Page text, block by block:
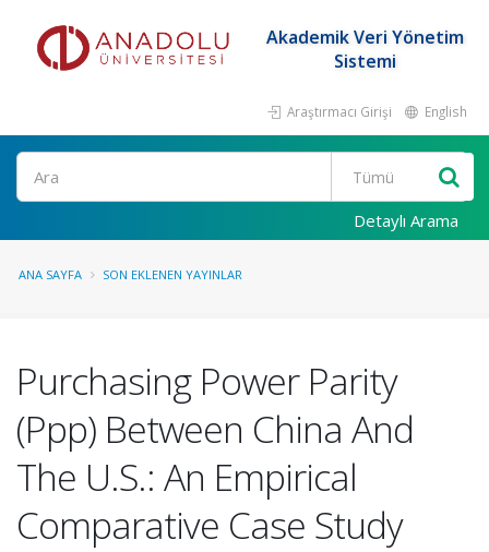
Akademik Veri Yönetim
Sistemi
Araştırmacı Girişi English
Ara
Detaylı Arama
ANA SAYFA SON EKLENEN YAYINLAR
Purchasing Power Parity
(Ppp) Between China And
The U.S.: An Empirical
Comparative Case Study